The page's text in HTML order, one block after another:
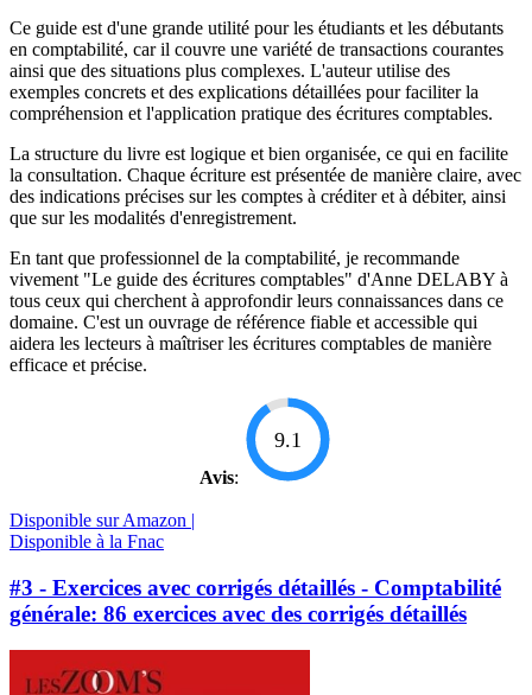
Ce guide est d'une grande utilité pour les étudiants et les débutants
en comptabilité, car il couvre une variété de transactions courantes
ainsi que des situations plus complexes. L'auteur utilise des
exemples concrets et des explications détaillées pour faciliter la
compréhension et l'application pratique des écritures comptables.
La structure du livre est logique et bien organisée, ce qui en facilite
la consultation. Chaque écriture est présentée de manière claire, avec
des indications précises sur les comptes à créditer et à débiter, ainsi
que sur les modalités d'enregistrement.
En tant que professionnel de la comptabilité, je recommande
vivement "Le guide des écritures comptables" d'Anne DELABY à
tous ceux qui cherchent à approfondir leurs connaissances dans ce
domaine. C'est un ouvrage de référence fiable et accessible qui
aidera les lecteurs à maîtriser les écritures comptables de manière
efficace et précise.
Avis:
9.1
Disponible sur Amazon |
Disponible à la Fnac
#3 - Exercices avec corrigés détaillés - Comptabilité
générale: 86 exercices avec des corrigés détaillés